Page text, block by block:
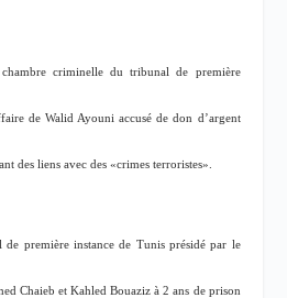
criminelle du tribunal de première
de Walid Ayouni accusé de don d’argent
des liens avec des «crimes terroristes».
de première instance de Tunis présidé par le
Chaieb et Kahled Bouaziz à 2 ans de prison